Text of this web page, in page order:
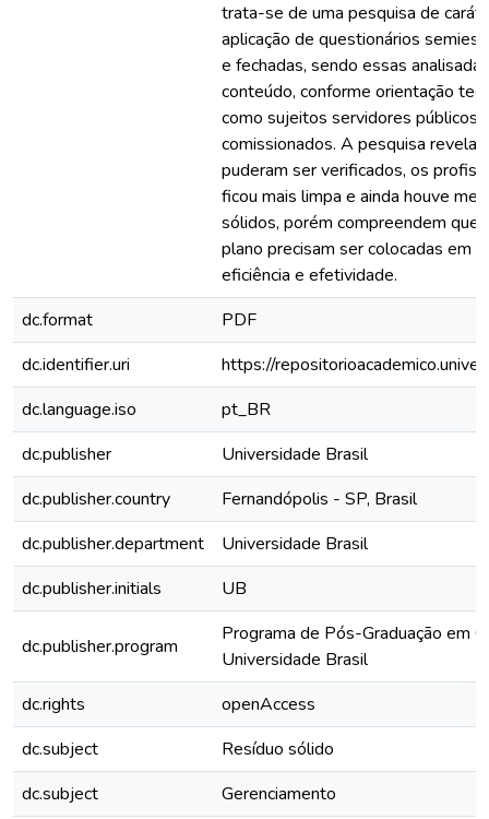
trata-se de uma pesquisa de
aplicação de questionários
e fechadas, sendo essas
conteúdo, conforme orientação
como sujeitos servidores públicos
comissionados. A pesquisa
puderam ser verificados, os
ficou mais limpa e ainda houve
sólidos, porém compreendem que
plano precisam ser colocadas em
eficiência e efetividade.
dc.format
PDF
dc.identifier.uri
https://
dc.language.iso
pt_BR
dc.publisher
Universidade Brasil
dc.publisher.country
Fernandópolis - SP, Brasil
dc.publisher.department
Universidade Brasil
dc.publisher.initials
UB
dc.publisher.program
Programa de Pós-Graduação em
Universidade Brasil
dc.rights
openAccess
dc.subject
Resíduo sólido
dc.subject
Gerenciamento